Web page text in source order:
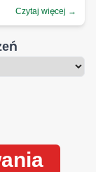
Czytaj więcej →